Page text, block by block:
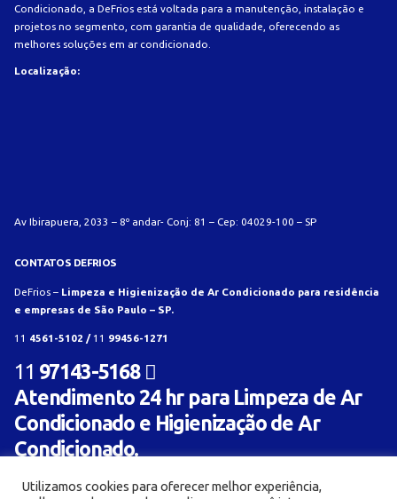
Condicionado, a DeFrios está voltada para a manutenção, instalação e
projetos no segmento, com garantia de qualidade, oferecendo as
melhores soluções em ar condicionado.
Localização:
Av Ibirapuera, 2033 – 8º andar- Conj: 81 – Cep: 04029-100 – SP
CONTATOS DEFRIOS
DeFrios – Limpeza e Higienização de Ar Condicionado para residência
e empresas de São Paulo – SP.
11 4561-5102 / 11 99456-1271
11 97143-5168
Atendimento 24 hr para Limpeza de Ar
Condicionado e Higienização de Ar
Condicionado.
Utilizamos cookies para oferecer melhor experiência,